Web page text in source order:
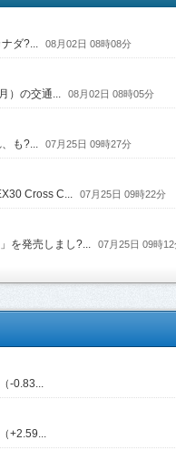
ダ?... 08月02日 08時08分
）の交通... 08月02日 08時05分
も?... 07月25日 09時27分
Cross C... 07月25日 09時22分
を発売しまし?... 07月25日 09時12
-0.83...
+2.59...